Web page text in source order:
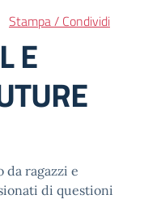
Stampa / Condividi
E
da ragazzi e
di questioni